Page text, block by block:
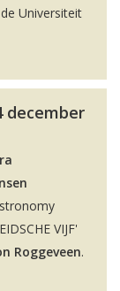
Universiteit
december
VIJF'
Roggeveen.